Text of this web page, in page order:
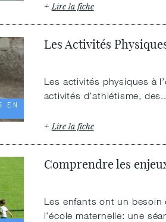
Lire la fiche
EN
Les Activités
Les activités physiques à
activités d’athlétisme,
Lire la fiche
Comprendre les
Les enfants ont un besoin
l’école maternelle: une